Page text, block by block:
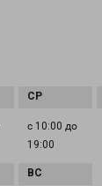
с 10:00 до
19:00